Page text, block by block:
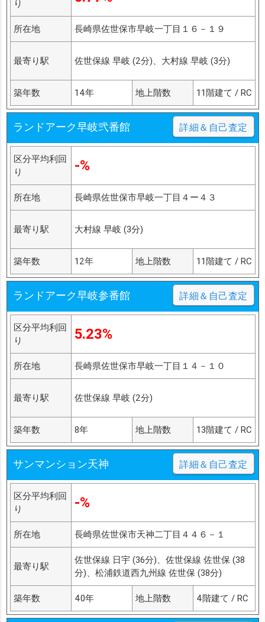
り
所在地 長崎県佐世保市早岐一丁目１６－１９
最寄り駅 佐世保線 早岐 (2分)、大村線 早岐 (3分)
築年数 14年 地上階数 11階建て / RC
ランドアーク早岐弐番館 詳細＆自己査定
区分平均利回
り
-%
所在地 長崎県佐世保市早岐一丁目４ー４３
最寄り駅 大村線 早岐 (3分)
築年数 12年 地上階数 11階建て / RC
ランドアーク早岐参番館 詳細＆自己査定
区分平均利回
り
5.23%
所在地 長崎県佐世保市早岐一丁目１４－１０
最寄り駅 佐世保線 早岐 (2分)
築年数 8年 地上階数 13階建て / RC
サンマンション天神 詳細＆自己査定
区分平均利回
り
-%
所在地 長崎県佐世保市天神二丁目４４６－１
最寄り駅
佐世保線 日宇 (36分)、佐世保線 佐世保 (38
分)、松浦鉄道西九州線 佐世保 (38分)
築年数 40年 地上階数 4階建て / RC